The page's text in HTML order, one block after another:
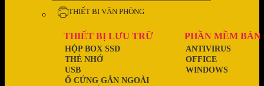
THIẾT BỊ VĂN PHÒNG
THIẾT BỊ LƯU TRỮ
Ổ CỨNG GẮN NGOÀI
USB
THẺ NHỚ
HỘP BOX SSD
PHẦN MỀM BẢN
WINDOWS
OFFICE
ANTIVIRUS